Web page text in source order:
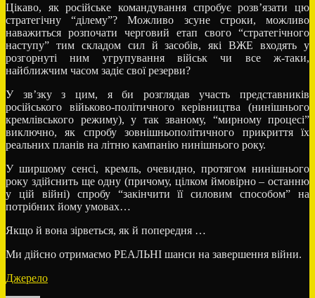
Цікаво, як російське командування спробує розв’язати цю
стратегічну “ділему”? Можливо зсуне строки, можливо
наважиться розпочати черговий етап свого “стратегічного
наступу” тим складом сил й засобів, які ВЖЕ входять у
розгорнуті ним угрупування військ чи все ж-таки,
найближчим часом задіє свої резерви?
У зв’зку з цим, я би розглядав участь представників
російського війьково-політичного керівництва (нинішнього
кремлівського режиму), у так званому, “мирному процесі”
виключно, як спробу зовнішньополітичного прикриття їх
реальних планів на літню кампанію нинішнього року.
У ширшому сенсі, кремль, очевидно, протягом нинішнього
року здійснить ще одну (причому, цілком ймовірно – останню
у цій війні) спробу “закінчити її силовим способом” на
потрібних йому умовах…
Якщо й вона зірветься, як й попередня …
Ми дійсно отримаємо РЕАЛЬНІ шанси на завершення війни.
Джерело